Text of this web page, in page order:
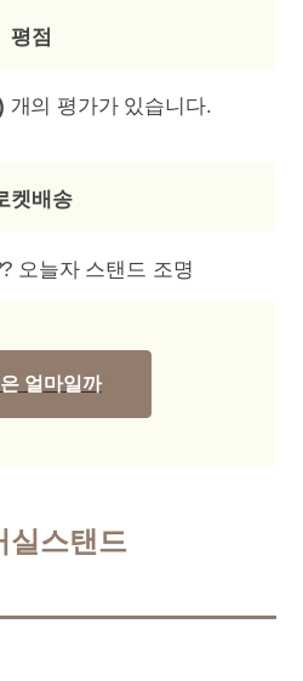
평점
개의 평가가 있습니다.
켓배송
얼마일까
실스탠드